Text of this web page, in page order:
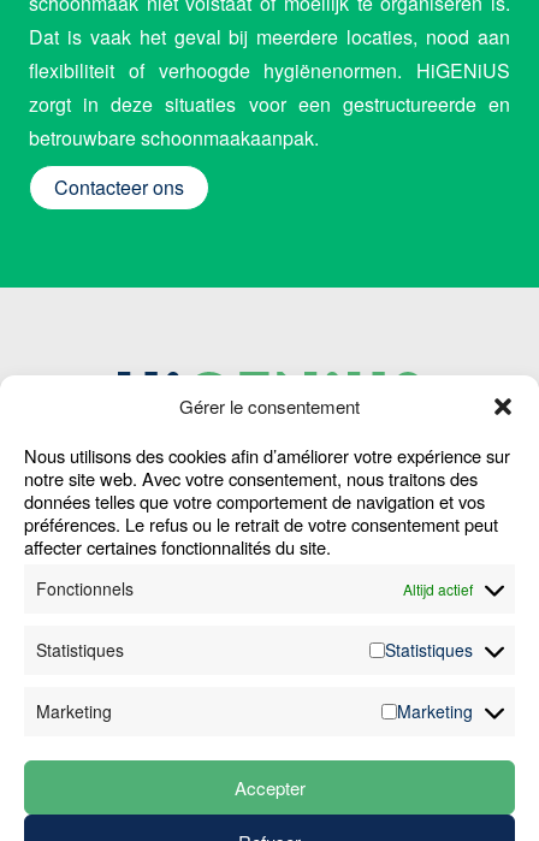
Gérer le consentement
Nous utilisons des cookies afin d’améliorer votre expérience sur
notre site web. Avec votre consentement, nous traitons des
données telles que votre comportement de navigation et vos
préférences. Le refus ou le retrait de votre consentement peut
affecter certaines fonctionnalités du site.
Fonctionnels Altijd actief
Statistiques Statistiques
Marketing Marketing
Accepter
Dat is vaak het geval bij meerdere locaties, nood aan
flexibiliteit of verhoogde hygiënenormen. HiGENiUS
zorgt in deze situaties voor een gestructureerde en
betrouwbare schoonmaakaanpak.
Contacteer ons
Home
Machines
Diensten
Over ons
Waar zijn we actief
Jobs
FAQ
Cookie Policy
Alg. Voorwaarden
Klokkenluiders­